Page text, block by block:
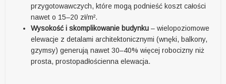
przygotowawczych, które mogą podnieść koszt całości
nawet o 15–20 zł/m².
Wysokość i skomplikowanie budynku – wielopoziomowe
elewacje z detalami architektonicznymi (wnęki, balkony,
gzymsy) generują nawet 30–40% więcej robocizny niż
prosta, prostopadłościenna elewacja.